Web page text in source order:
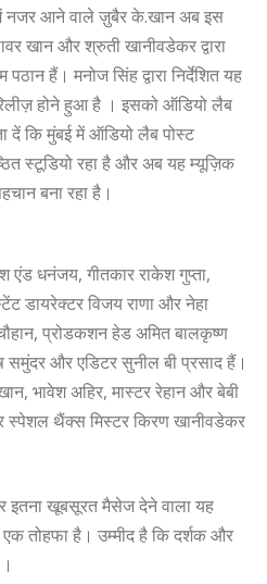
नजर आने वाले ज़ुबैर के.खान अब इस
खान और श्रुती खानीवडेकर द्वारा
पठान हैं। मनोज सिंह द्वारा निर्देशित यह
होने हुआ है । इसको ऑडियो लैब
दें कि मुंबई में ऑडियो लैब पोस्ट
स्टूडियो रहा है और अब यह म्यूज़िक
बना रहा है।
धनंजय, गीतकार राकेश गुप्ता,
डायरेक्टर विजय राणा और नेहा
प्रोडकशन हेड अमित बालकृष्ण
समुंदर और एडिटर सुनील बी प्रसाद हैं।
भावेश अहिर, मास्टर रेहान और बेबी
थैंक्स मिस्टर किरण खानीवडेकर
इतना खूबसूरत मैसेज देने वाला यह
तोहफा है। उम्मीद है कि दर्शक और